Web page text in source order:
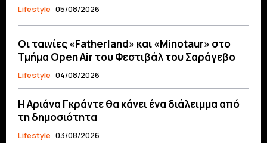
Lifestyle 05/08/2026
Οι ταινίες «Fatherland» και «Minotaur» στο
Τμήμα Open Air του Φεστιβάλ του Σαράγεβο
Lifestyle 04/08/2026
Η Αριάνα Γκράντε θα κάνει ένα διάλειμμα από
τη δημοσιότητα
Lifestyle 03/08/2026